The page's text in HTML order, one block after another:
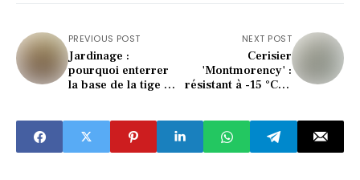
PREVIOUS POST
Jardinage :
pourquoi enterrer
la base de la tige de
NEXT POST
Cerisier
'Montmorency' :
résistant à -15 °C et
méconnue des
jardiniers français